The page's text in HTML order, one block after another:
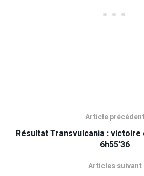
Article
Résultat Transvulcania :
6h55’36
Articles suivant